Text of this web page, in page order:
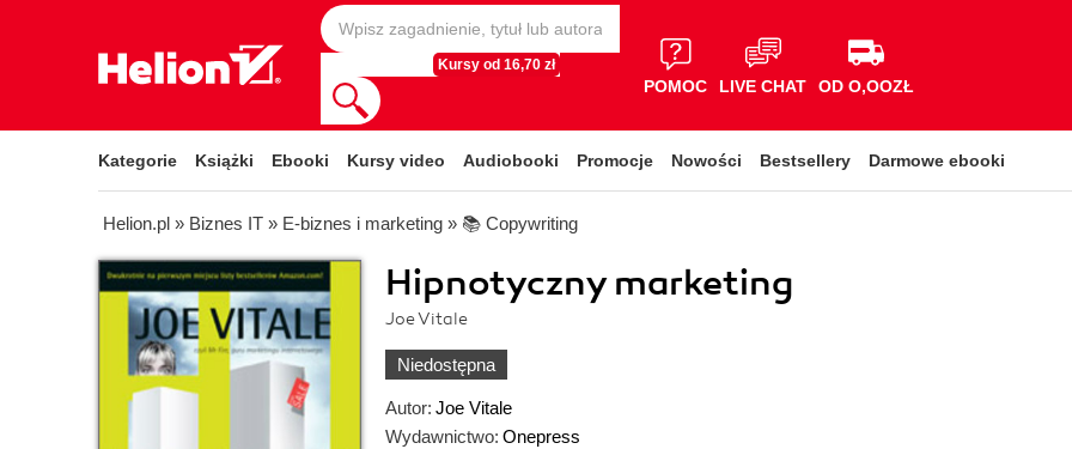
Kursy od 16,70 zł
POMOC LIVE CHAT OD O,OOZŁ
Kategorie Książki Ebooki Kursy video Audiobooki Promocje Nowości Bestsellery Darmowe ebooki
Helion.pl » Biznes IT » E-biznes i marketing » 📚 Copywriting
Hipnotyczny marketing
Joe Vitale
Niedostępna
Autor: Joe Vitale
Wydawnictwo: Onepress